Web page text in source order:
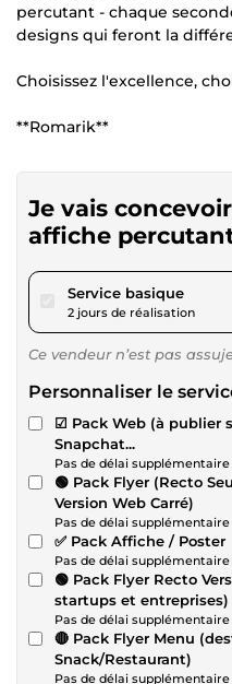
percutant - chaque
designs qui feront la
Choisissez l'excellence,
**Romarik**
Je vais
affiche
Service basiquepour
2 jours de réalisation
Ce vendeur n’est pas
Personnaliser le
☑ Pack Web (à publier
Snapchat...
Pas de délai supplémentaire
🟢 Pack Flyer (Recto
Version Web Carré)
Pas de délai supplémentaire
✅ Pack Affiche / Poster
Pas de délai supplémentaire
🟢 Pack Flyer Recto
startups et entreprises)
Pas de délai supplémentaire
🔴 Pack Flyer Menu
Snack/Restaurant)
Pas de délai supplémentaire